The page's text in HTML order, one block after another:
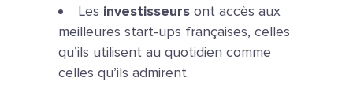
Les investisseurs ont accès aux
meilleures start-ups françaises, celles
qu’ils utilisent au quotidien comme
celles qu’ils admirent.